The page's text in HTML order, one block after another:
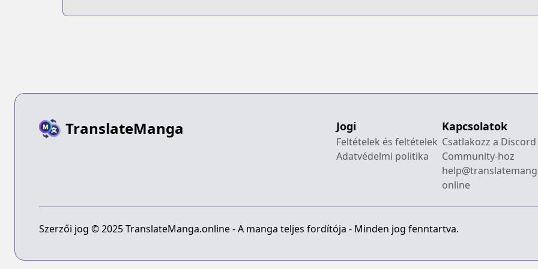
TranslateManga Jogi
Feltételek és feltételek
Adatvédelmi politika
Kapcsolatok
Csatlakozz a Discord
Community-hoz
online
Szerzői jog © 2025 TranslateManga.online - A manga teljes fordítója - Minden jog fenntartva.